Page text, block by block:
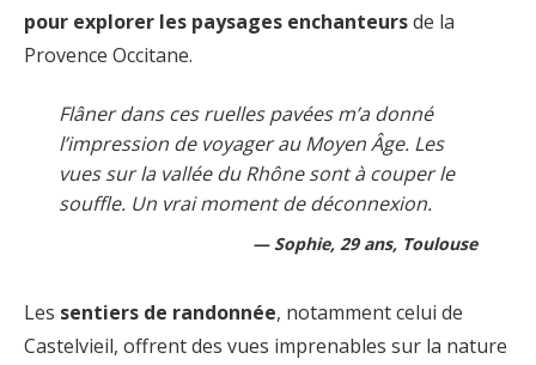
pour explorer les paysages enchanteursde la
Provence Occitane.
Flâner dans ces ruelles pavées m’a donné
l’impression de voyager au Moyen Âge. Les
vues sur la vallée du Rhône sont à couper le
souffle. Un vrai moment de déconnexion.
Sophie, 29 ans, Toulouse
Les sentiers de randonnée, notamment celui de
Castelvieil, offrent des vues imprenables sur la nature